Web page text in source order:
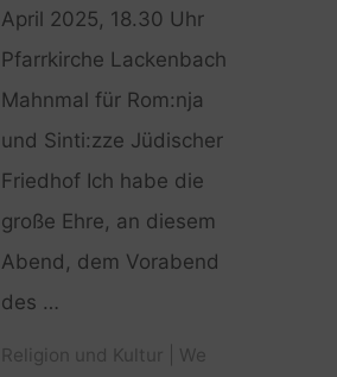
April 2025, 18.30 Uhr
Pfarrkirche Lackenbach
Mahnmal für Rom:nja
und Sinti:zze Jüdischer
Friedhof Ich habe die
große Ehre, an diesem
Abend, dem Vorabend
des …
Religion und Kultur
We